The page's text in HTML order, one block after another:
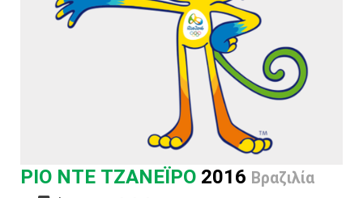
ΡΙΟ ΝΤΕ ΤΖΑΝΕΪΡΟ 2016 Βραζιλία